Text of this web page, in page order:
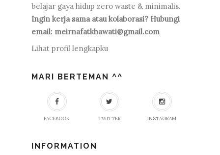
belajar gaya hidup zero waste & minimalis.
Ingin kerja sama atau kolaborasi? Hubungi
email: meirnafatkhawati@gmail.com
Lihat profil lengkapku
MARI BERTEMAN ^^
FACEBOOK TWITTER INSTAGRAM
INFORMATION